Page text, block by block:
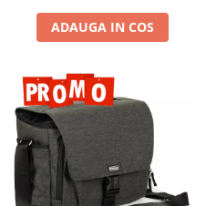
ADAUGA IN COS